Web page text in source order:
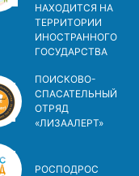
НАХОДИТСЯ НА
ТЕРРИТОРИИ
ИНОСТРАННОГО
ГОСУДАРСТВА
ПОИСКОВО-
СПАСАТЕЛЬНЫЙ
ОТРЯД
«ЛИЗААЛЕРТ»
РОСПОДРОС